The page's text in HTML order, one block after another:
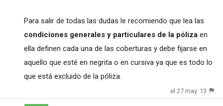
Para salir de todas las dudas le recomiendo que lea las
condiciones generales y particulares de la pólizaen
ella definen cada una de las coberturas y debe fijarse en
aquello que esté en negrita o en cursiva ya que es todo lo
que está excluido de la póliza.
el 27 may. 13